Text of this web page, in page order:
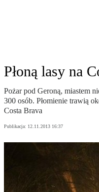
Płoną lasy na
Pożar pod Geroną, miastem
300 osób. Płomienie trawią
Costa Brava
Publikacja: 12.11.2013 16:37